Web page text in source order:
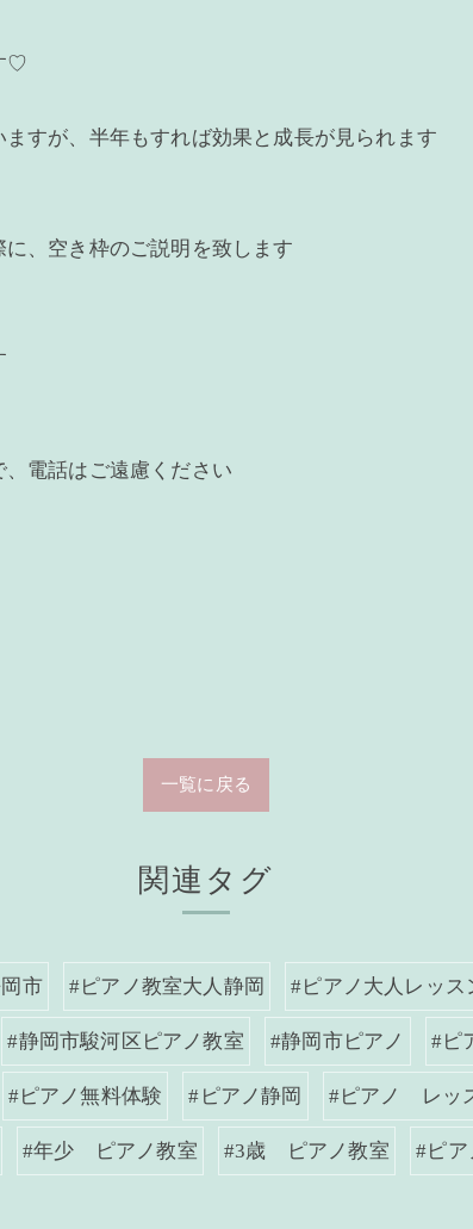
♡
すが、半年もすれば効果と成長が見られます
、空き枠のご説明を致します
電話はご遠慮ください
一覧に戻る
関連タグ
市 #ピアノ教室大人静岡 #ピアノ大人レッス
#静岡市駿河区ピアノ教室 #静岡市ピアノ #ピ
#ピアノ無料体験 #ピアノ静岡 #ピアノ レッ
#年少 ピアノ教室 #3歳 ピアノ教室 #ピ